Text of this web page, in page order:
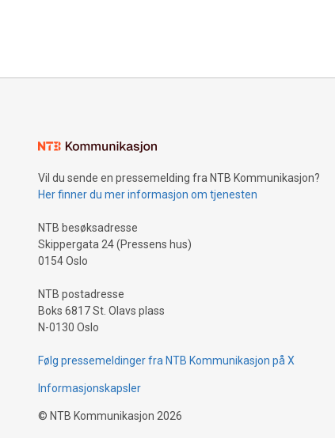
Vil du sende en pressemelding fra NTB Kommunikasjon?
Her finner du mer informasjon om tjenesten
NTB besøksadresse
Skippergata 24 (Pressens hus)
0154 Oslo
NTB postadresse
Boks 6817 St. Olavs plass
N-0130 Oslo
Følg pressemeldinger fra NTB Kommunikasjon på X
Informasjonskapsler
© NTB Kommunikasjon 2026